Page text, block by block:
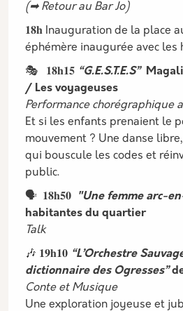
(➡ Retour au Bar Jo)
𝟏𝟖𝐡 Inauguration de la place
éphémère inaugurée avec les
🎭 𝟏𝟖𝐡𝟏𝟓 “G.E.S.T.E.S”Magali
/ Les voyageuses
Performance chorégraphique
Et si les enfants prenaient le
mouvement ? Une danse
qui bouscule les codes et
public.
🗣️ 𝟏𝟖𝐡𝟓𝟎 "Une femme arc-
habitantes du quartier
Talk
🎶 𝟏𝟗𝐡𝟏𝟎 “L’Orchestre
dictionnaire des Ogresses”
Conte et Musique
Une exploration joyeuse et